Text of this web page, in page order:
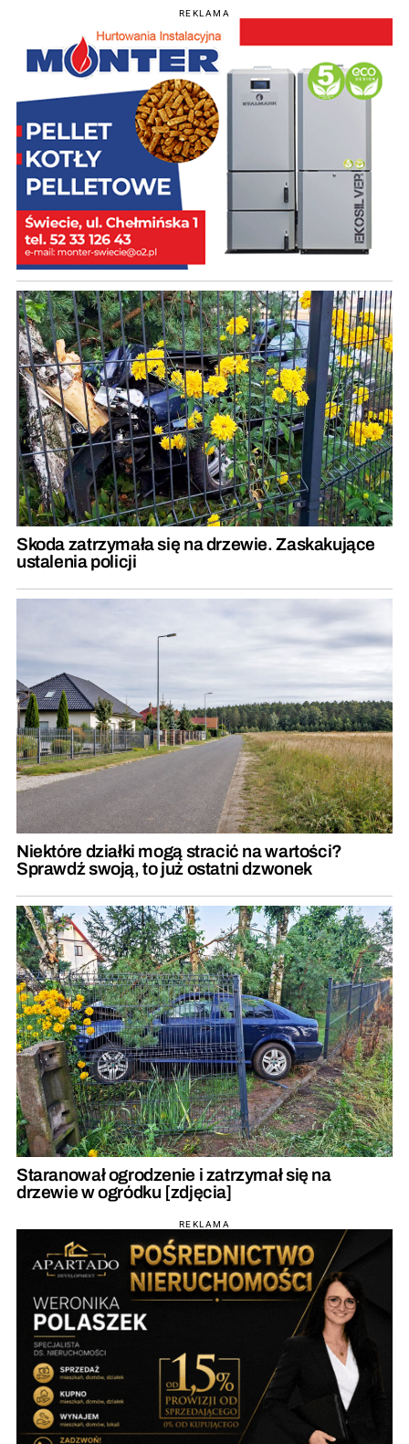
REKLAMA
Skoda zatrzymała się na drzewie. Zaskakujące
ustalenia policji
Niektóre działki mogą stracić na wartości?
Sprawdź swoją, to już ostatni dzwonek
Staranował ogrodzenie i zatrzymał się na
drzewie w ogródku [zdjęcia]
REKLAMA